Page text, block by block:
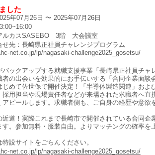
した
年07月26日 〜 2025年07月26日
ルカスSASEBO 3階 大会議室
せ先：長崎県正社員チャレンジプログラム
net.co.jp/lp/nagasaki-challenge2025_gosetsu/
バックアップする就職支援事業「長崎県正社員チャ
者の出会いを効果的にお手伝いする「合同企業面談
じめて佐世保で開催決定！「半導体製造関連」お
採用担当や現場責任者などが来場された求職者へ直
アピールします。求職者側も、ご自身の経歴や意
近道！実際これまで長崎市で開催されている合同企
す。参加無料・服装自由。よりマッチングの確率を
特設サイトをごらんください。
net.co.jp/lp/nagasaki-challenge2025_gosetsu/